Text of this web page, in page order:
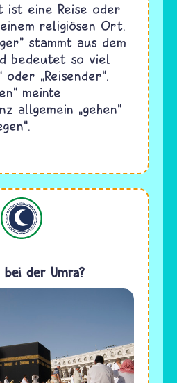
ist eine Reise oder
religiösen Ort.
stammt aus dem
bedeutet so viel
„Reisender“.
meinte
allgemein „gehen“
der Umra?